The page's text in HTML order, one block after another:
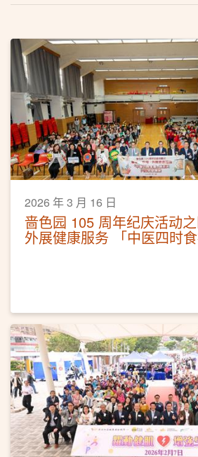
2026 年 3 月 16 日
啬色园 105 周年纪庆活动
外展健康服务 「中医四时